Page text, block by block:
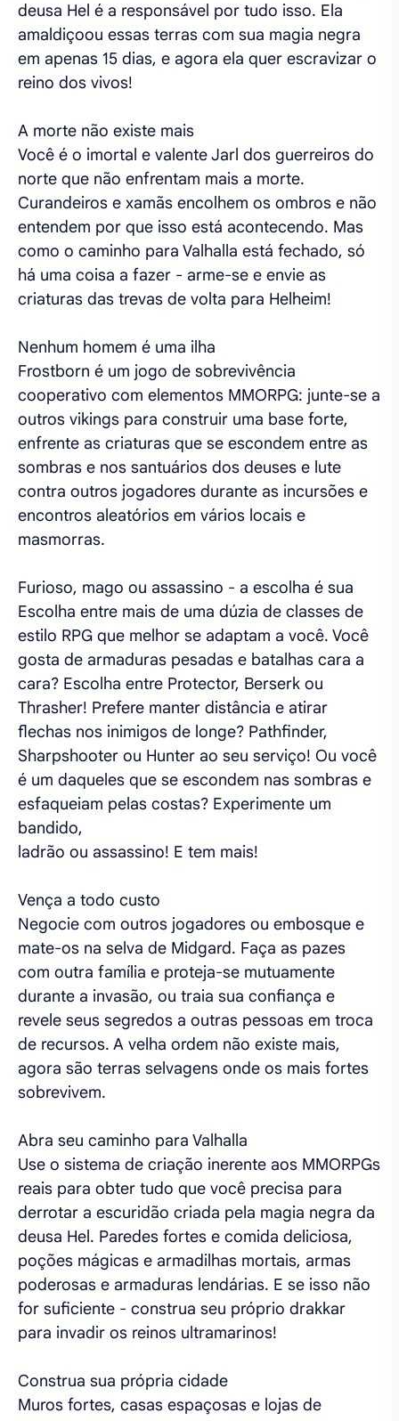
deusa Hel é a responsável por tudo isso. Ela
amaldiçoou essas terras com sua magia negra
em apenas 15 dias, e agora ela quer escravizar o
reino dos vivos!
A morte não existe mais
Você é o imortal e valente Jarl dos guerreiros do
norte que não enfrentam mais a morte.
Curandeiros e xamãs encolhem os ombros e não
entendem por que isso está acontecendo. Mas
como o caminho para Valhalla está fechado, só
há uma coisa a fazer - arme-se e envie as
criaturas das trevas de volta para Helheim!
Nenhum homem é uma ilha
Frostborn é um jogo de sobrevivência
cooperativo com elementos MMORPG: junte-se a
outros vikings para construir uma base forte,
enfrente as criaturas que se escondem entre as
sombras e nos santuários dos deuses e lute
contra outros jogadores durante as incursões e
encontros aleatórios em vários locais e
masmorras.
Furioso, mago ou assassino - a escolha é sua
Escolha entre mais de uma dúzia de classes de
estilo RPG que melhor se adaptam a você. Você
gosta de armaduras pesadas e batalhas cara a
cara? Escolha entre Protector, Berserk ou
Thrasher! Prefere manter distância e atirar
flechas nos inimigos de longe? Pathfinder,
Sharpshooter ou Hunter ao seu serviço! Ou você
é um daqueles que se escondem nas sombras e
esfaqueiam pelas costas? Experimente um
bandido,
ladrão ou assassino! E tem mais!
Vença a todo custo
Negocie com outros jogadores ou embosque e
mate-os na selva de Midgard. Faça as pazes
com outra família e proteja-se mutuamente
durante a invasão, ou traia sua confiança e
revele seus segredos a outras pessoas em troca
de recursos. A velha ordem não existe mais,
agora são terras selvagens onde os mais fortes
sobrevivem.
Abra seu caminho para Valhalla
Use o sistema de criação inerente aos MMORPGs
reais para obter tudo que você precisa para
derrotar a escuridão criada pela magia negra da
deusa Hel. Paredes fortes e comida deliciosa,
poções mágicas e armadilhas mortais, armas
poderosas e armaduras lendárias. E se isso não
for suficiente - construa seu próprio drakkar
para invadir os reinos ultramarinos!
Construa sua própria cidade
Muros fortes, casas espaçosas e lojas de